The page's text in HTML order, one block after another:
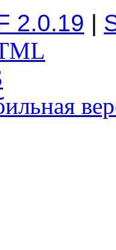
2.0.19 |